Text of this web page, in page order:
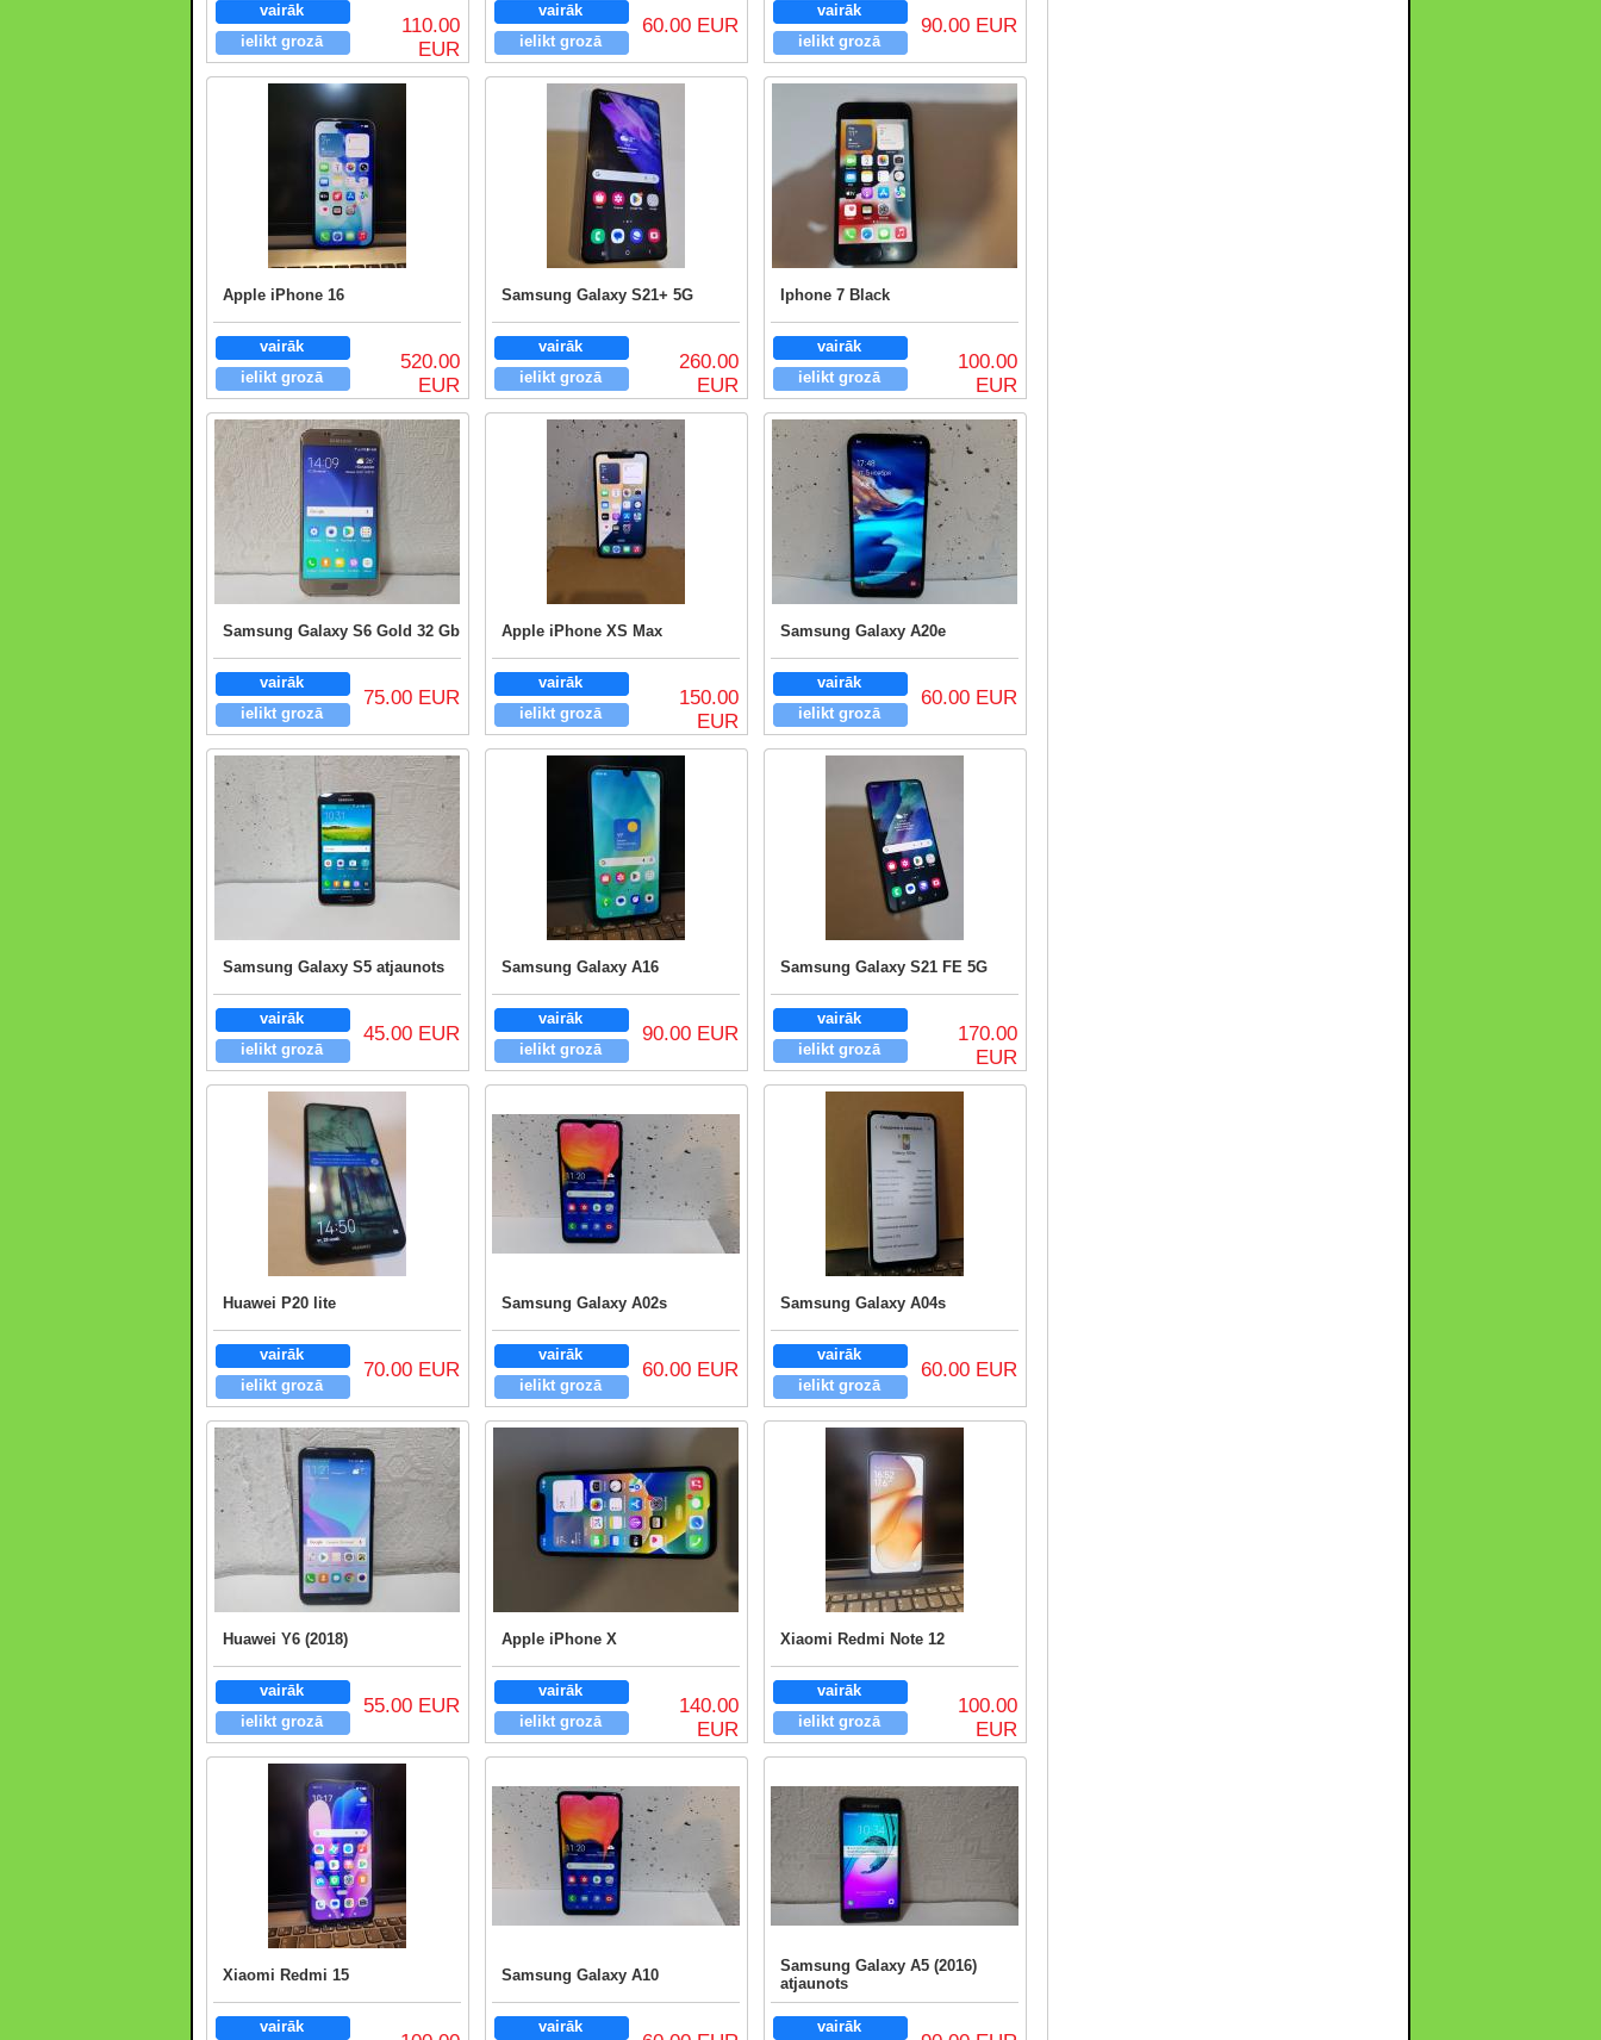
vairāk
ielikt grozā
110.00
EUR
vairāk
ielikt grozā
60.00 EUR
vairāk
ielikt grozā
90.00 EUR
Apple iPhone 16
vairāk
ielikt grozā
520.00
EUR
Samsung Galaxy S21+ 5G
vairāk
ielikt grozā
260.00
EUR
Iphone 7 Black
vairāk
ielikt grozā
100.00
EUR
Samsung Galaxy S6 Gold 32 Gb
vairāk
ielikt grozā
75.00 EUR
Apple iPhone XS Max
vairāk
ielikt grozā
150.00
EUR
Samsung Galaxy A20e
vairāk
ielikt grozā
60.00 EUR
Samsung Galaxy S5 atjaunots
vairāk
ielikt grozā
45.00 EUR
Samsung Galaxy A16
vairāk
ielikt grozā
90.00 EUR
Samsung Galaxy S21 FE 5G
vairāk
ielikt grozā
170.00
EUR
Huawei P20 lite
vairāk
ielikt grozā
70.00 EUR
Samsung Galaxy A02s
vairāk
ielikt grozā
60.00 EUR
Samsung Galaxy A04s
vairāk
ielikt grozā
60.00 EUR
Huawei Y6 (2018)
vairāk
ielikt grozā
55.00 EUR
Apple iPhone X
vairāk
ielikt grozā
140.00
EUR
Xiaomi Redmi Note 12
vairāk
ielikt grozā
100.00
EUR
Xiaomi Redmi 15
vairāk
Samsung Galaxy A10
vairāk
Samsung Galaxy A5 (2016)
atjaunots
vairāk